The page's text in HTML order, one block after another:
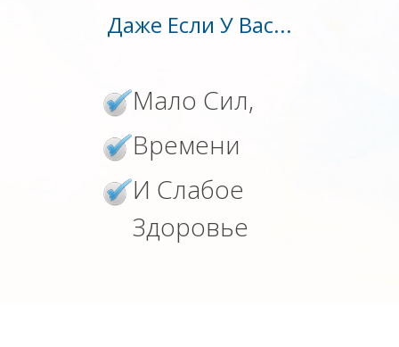
Даже Если У Вас...
Мало Сил,
Времени
И Слабое
Здоровье